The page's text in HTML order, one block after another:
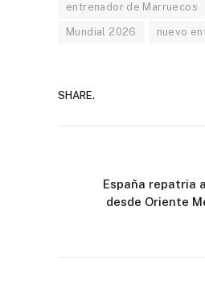
entrenador de Marruecos
Mundial 2026 nuevo
SHARE.
España repatria
desde Oriente